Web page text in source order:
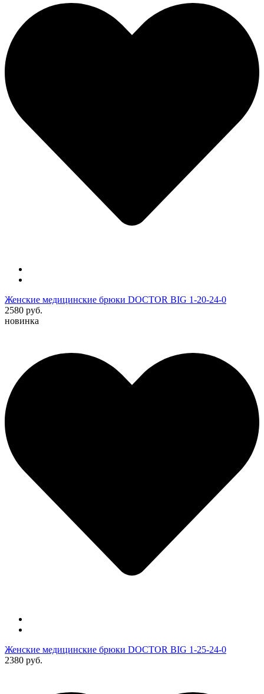
Женские медицинские брюки DOCTOR BIG 1-20-24-0
2580 руб.
новинка
Женские медицинские брюки DOCTOR BIG 1-25-24-0
2380 руб.